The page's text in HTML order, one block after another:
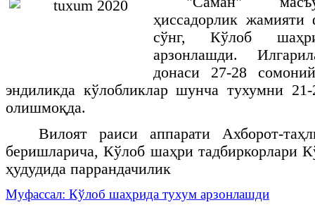
ҳиссадорлик жамияти
сўнг, Кўлоб
арзонлашди.
донаси 27-28
эндиликда кўлобликлар шунча тухумни
олишмоқда.
Вилоят раиси аппарати Ахборот-
беришларича, Кўлоб шаҳри тадбиркорлари
ҳудудида паррандачилик
Муфассал: Кўлоб шаҳрида тухум арзонлашди